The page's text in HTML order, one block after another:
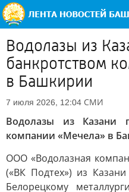
Водолазы из
банкротством
в Башкирии
7 июля 2026, 12:04 СМИ
Водолазы из Казани
компании «Мечела» в
ООО «Водолазная
(«ВК Подтех») из Казани
Белорецкому